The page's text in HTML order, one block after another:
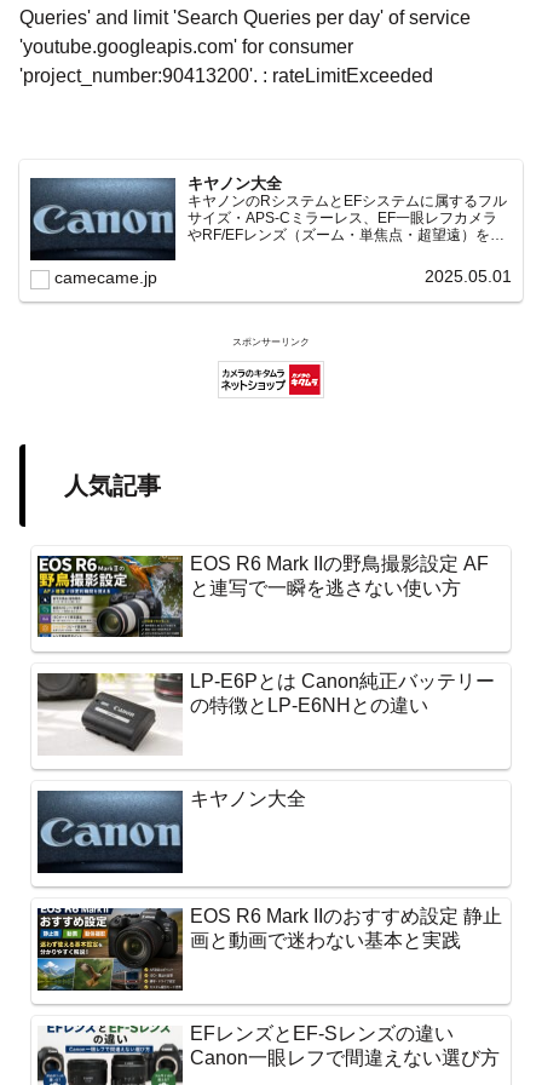
Queries' and limit 'Search Queries per day' of service
'youtube.googleapis.com' for consumer
'project_number:90413200'. : rateLimitExceeded
キヤノン大全
キヤノンのRシステムとEFシステムに属するフル
サイズ・APS-Cミラーレス、EF一眼レフカメラ
やRF/EFレンズ（ズーム・単焦点・超望遠）をカ
常に機種の内部リンク設計で回遊性向上と快適表
camecame.jp 2025.05.01
スポンサーリンク
人気記事
EOS R6 Mark IIの野鳥撮影設定 AF
と連写で一瞬を逃さない使い方
LP-E6Pとは Canon純正バッテリー
の特徴とLP-E6NHとの違い
キヤノン大全
EOS R6 Mark IIのおすすめ設定 静止
画と動画で迷わない基本と実践
EFレンズとEF-Sレンズの違い
Canon一眼レフで間違えない選び方